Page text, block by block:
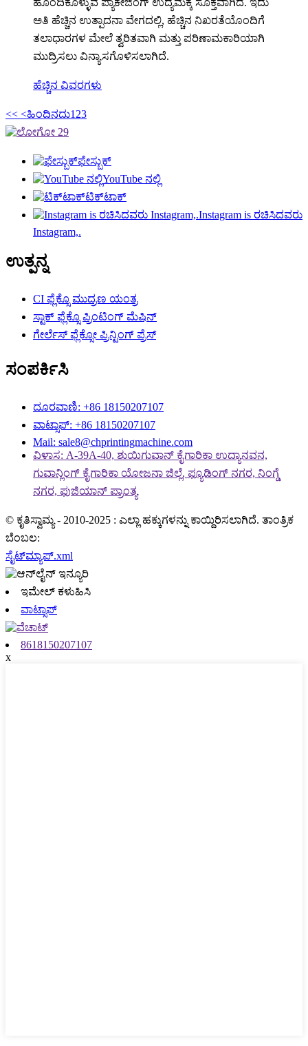
ಅತಿ ಹೆಚ್ಚಿನ ಉತ್ಪಾದನಾ ವೇಗದಲ್ಲಿ, ಹೆಚ್ಚಿನ ನಿಖರತೆಯೊಂದಿಗೆ
ತಲಾಧಾರಗಳ ಮೇಲೆ ತ್ವರಿತವಾಗಿ ಮತ್ತು ಪರಿಣಾಮಕಾರಿಯಾಗಿ
ಮುದ್ರಿಸಲು ವಿನ್ಯಾಸಗೊಳಿಸಲಾಗಿದೆ.
ಹೆಚ್ಚಿನ ವಿವರಗಳು
<< <ಹಿಂದಿನದು1 23
ಫೇಸ್ಬುಕ್
YouTube ನಲ್ಲಿ
ಟಿಕ್‌ಟಾಕ್
Instagram is ರಚಿಸಿದವರು
Instagram,.
ಉತ್ಪನ್ನ
CI ಫ್ಲೆಕ್ಸೊ ಮುದ್ರಣ ಯಂತ್ರ
ಸ್ಟಾಕ್ ಫ್ಲೆಕ್ಸೊ ಪ್ರಿಂಟಿಂಗ್ ಮೆಷಿನ್
ಗೇರ್ಲೆಸ್ ಫ್ಲೆಕ್ಸೋ ಪ್ರಿನ್ಟಿಂಗ್ ಪ್ರೆಸ್
ಸಂಪರ್ಕಿಸಿ
ದೂರವಾಣಿ: +86 18150207107
ವಾಟ್ಸಾಪ್: +86 18150207107
Mail: sale8@chprintingmachine.com
ವಿಳಾಸ: A-39A-40, ಶುಯಿಗುವಾನ್ ಕೈಗಾರಿಕಾ ಉದ್ಯಾನವನ,
ಗುವಾನ್ಲಿಂಗ್ ಕೈಗಾರಿಕಾ ಯೋಜನಾ ಜಿಲ್ಲೆ, ಫ್ಯೂಡಿಂಗ್ ನಗರ, ನಿಂಗ್ಡೆ
ನಗರ, ಫುಜಿಯಾನ್ ಪ್ರಾಂತ್ಯ
© ಕೃತಿಸ್ವಾಮ್ಯ - 2010-2025 : ಎಲ್ಲಾ ಹಕ್ಕುಗಳನ್ನು ಕಾಯ್ದಿರಿಸಲಾಗಿದೆ. ತಾಂತ್ರಿಕ
ಬೆಂಬಲ:
ಸೈಟ್‌ಮ್ಯಾಪ್.xml
ಇಮೇಲ್ ಕಳುಹಿಸಿ
ವಾಟ್ಸಾಪ್
8618150207107
x